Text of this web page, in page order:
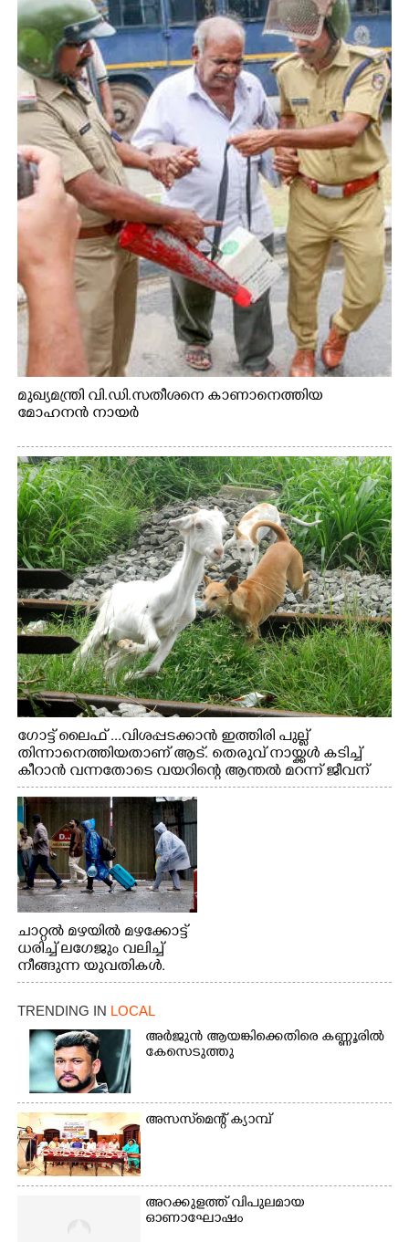
മുഖ്യമന്ത്രി വി.ഡി.സതീശനെ കാണാനെത്തിയ
മോഹനൻ നായർ
ഗോട്ട് ലൈഫ് ...വിശപ്പടക്കാൻ ഇത്തിരി പുല്ല്
തിന്നാനെത്തിയതാണ് ആട്. തെരുവ് നായ്ക്കൾ കടിച്ച്
കീറാൻ വന്നതോടെ വയറിന്റെ ആന്തൽ മറന്ന് ജീവന്
വേണ്ടിയായി ഓട്ടം. എറണാകുളം വാത്തുരുത്തിയിൽ
നിന്നുള്ള കാഴ്ച
ചാറ്റൽ മഴയിൽ മഴക്കോട്ട്
ധരിച്ച് ലഗേജും വലിച്ച്
നീങ്ങുന്ന യുവതികൾ.
എറണാകുളം മേനകയിൽ
നിന്നുള്ള കാഴ്ച
TRENDING IN LOCAL
അർജുൻ ആയങ്കിക്കെതിരെ കണ്ണൂരിൽ
കേസെടുത്തു
അസസ്‌മെന്റ് ക്യാമ്പ്
അറക്കുളത്ത് വിപുലമായ
ഓണാഘോഷം